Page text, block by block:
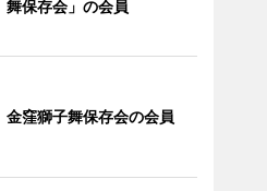
舞保存会」の会員
金窪獅子舞保存会の会員